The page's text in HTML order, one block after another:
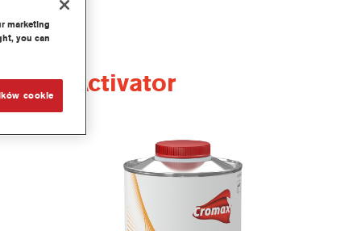
Activator
marketing
you can
cookie